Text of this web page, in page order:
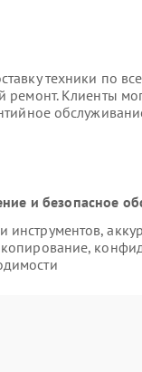
техники по
Клиенты
и безопасное